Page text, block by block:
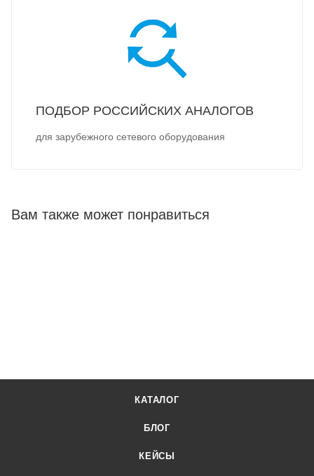
ПОДБОР РОССИЙСКИХ АНАЛОГОВ
для зарубежного сетевого оборудования
Вам также может понравиться
КАТАЛОГ
БЛОГ
КЕЙСЫ